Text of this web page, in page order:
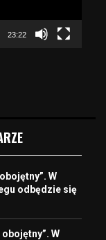
23:22
W
odbędzie się
obojętny”. W